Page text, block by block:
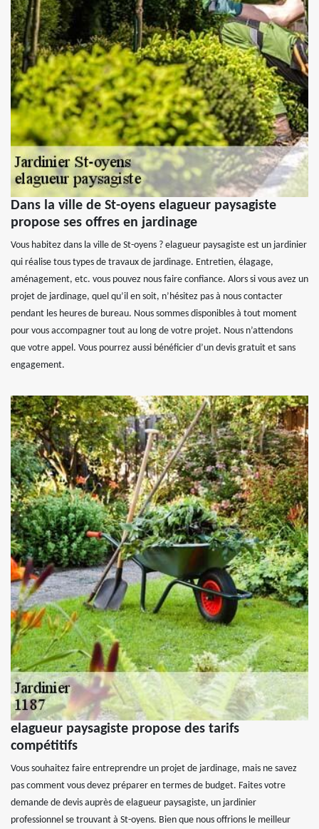
Dans la ville de St-oyens elagueur paysagiste
propose ses offres en jardinage
Vous habitez dans la ville de St-oyens ? elagueur paysagiste est un jardinier
qui réalise tous types de travaux de jardinage. Entretien, élagage,
aménagement, etc. vous pouvez nous faire confiance. Alors si vous avez un
projet de jardinage, quel qu’il en soit, n’hésitez pas à nous contacter
pendant les heures de bureau. Nous sommes disponibles à tout moment
pour vous accompagner tout au long de votre projet. Nous n’attendons
que votre appel. Vous pourrez aussi bénéficier d’un devis gratuit et sans
engagement.
elagueur paysagiste propose des tarifs
compétitifs
Vous souhaitez faire entreprendre un projet de jardinage, mais ne savez
pas comment vous devez préparer en termes de budget. Faites votre
demande de devis auprès de elagueur paysagiste, un jardinier
professionnel se trouvant à St-oyens. Bien que nous offrions le meilleur